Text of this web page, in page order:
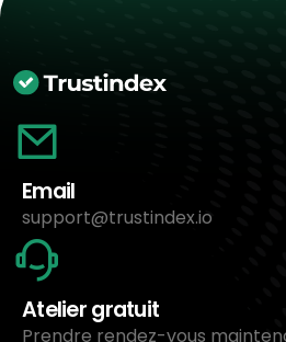
Email
support@trustindex.io
Atelier gratuit
Prendre rendez-vous